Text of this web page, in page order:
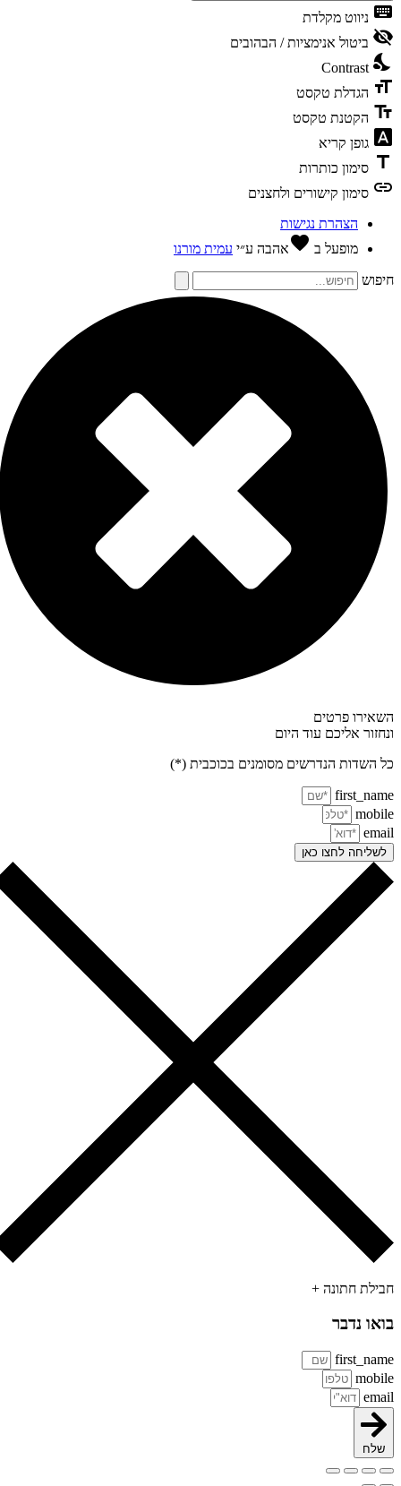
ניווט מקלדת
ביטול אנימציות / הבהובים
Contrast
הגדלת טקסט
הקטנת טקסט
גופן קריא
סימון כותרות
סימון קישורים ולחצנים
הצהרת נגישות
מופעל בfavoriteאהבהע״יעמית מורנו
פרטים
אליכם עוד היום
השדות הנדרשים מסומנים בכוכבית (*)
לשליחה לחצו כאן
חתונה +
נדבר
שלח